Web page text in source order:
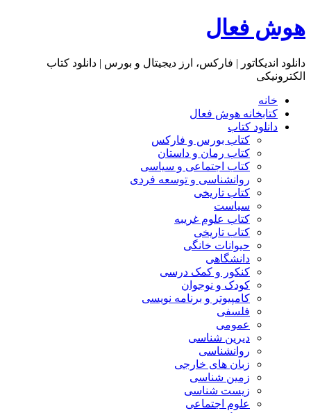
هوش فعال
دانلود اندیکاتور | فارکس، ارز دیجیتال و بورس | دانلود کتاب
الکترونیکی
خانه
کتابخانه هوش فعال
دانلود کتاب
کتاب بورس و فارکس
کتاب رمان و داستان
کتاب اجتماعی و سیاسی
روانشناسی و توسعه فردی
کتاب تاریخی
سیاست
کتاب علوم غریبه
کتاب تاریخی
حیوانات خانگی
دانشگاهی
کنکور و کمک‌ درسی
کودک و نوجوان
کامپیوتر و برنامه نویسی
فلسفی
عمومی
دیرین شناسی
روانشناسی
زبان های خارجی
زمین شناسی
زیست شناسی
علوم اجتماعی